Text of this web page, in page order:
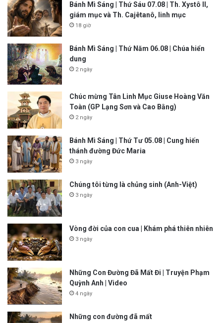
Bánh Mì Sáng | Thứ Sáu 07.08 | Th. Xystô II,
giám mục và Th. Cajêtanô, linh mục
18 giờ
Bánh Mì Sáng | Thứ Năm 06.08 | Chúa hiển
dung
2 ngày
Chúc mừng Tân Linh Mục Giuse Hoàng Văn
Toàn (GP Lạng Sơn và Cao Bằng)
2 ngày
Bánh Mì Sáng | Thứ Tư 05.08 | Cung hiến
thánh đường Đức Maria
3 ngày
Chúng tôi từng là chủng sinh (Anh-Việt)
3 ngày
Vòng đời của con cua | Khám phá thiên nhiên
3 ngày
Những Con Đường Đã Mất Đi | Truyện Phạm
Quỳnh Anh | Video
4 ngày
Những con đường đã mất